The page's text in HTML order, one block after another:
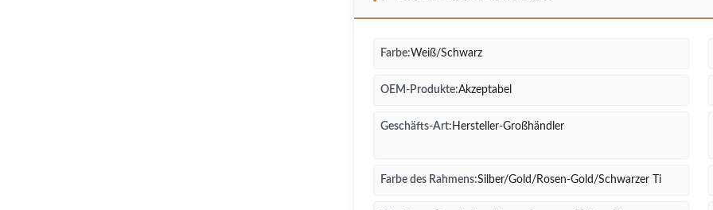
Farbe:Weiß/Schwarz
OEM-Produkte:Akzeptabel
Geschäfts-Art: Hersteller-Großhändler
Farbe des Rahmens:Silber/Gold/Rosen-Gold/Schwarzer Ti